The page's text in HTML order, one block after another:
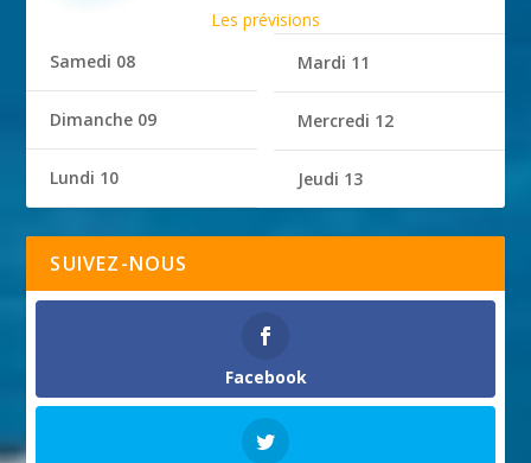
Les prévisions
Samedi 08
Dimanche 09
Lundi 10
Mardi 11
Mercredi 12
Jeudi 13
SUIVEZ-NOUS
Facebook